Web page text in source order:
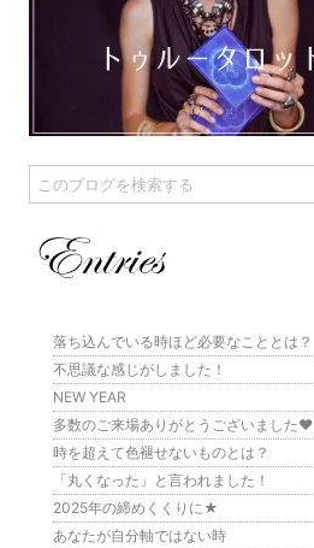
落ち込んでいる時ほど必要なこととは？
不思議な感じがしました！
NEW YEAR
多数のご来場ありがとうございました❤︎
時を超えて色褪せないものとは？
「丸くなった」と言われました！
2025年の締めくくりに★
あなたが自分軸ではない時